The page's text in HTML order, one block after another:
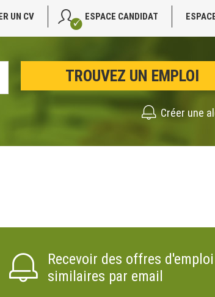
UN CV ESPACE CANDIDAT
Créer une
Recevoir des offres d'emploi
similaires par email